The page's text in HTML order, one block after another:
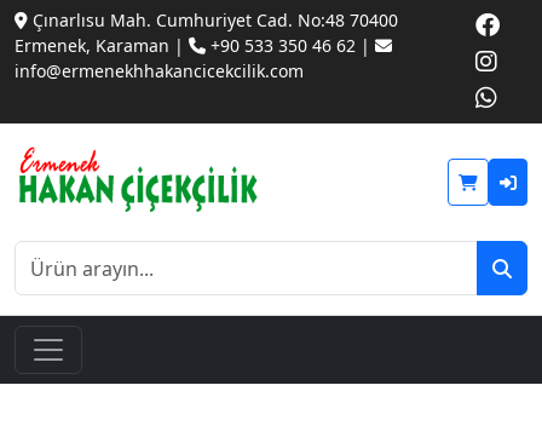
Çınarlısu Mah. Cumhuriyet Cad. No:48 70400
Ermenek, Karaman |
+90 533 350 46 62 |
info@ermenekhhakancicekcilik.com